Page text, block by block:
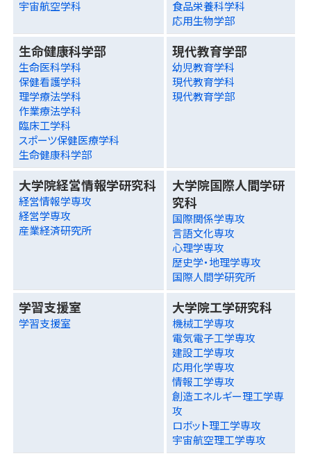
宇宙航空学科
食品栄養科学科
応用生物学部
生命健康科学部
生命医科学科
保健看護学科
理学療法学科
作業療法学科
臨床工学科
スポーツ保健医療学科
生命健康科学部
現代教育学部
幼児教育学科
現代教育学科
現代教育学部
大学院経営情報学研究科
経営情報学専攻
経営学専攻
産業経済研究所
大学院国際人間学研
究科
国際関係学専攻
言語文化専攻
心理学専攻
歴史学・地理学専攻
国際人間学研究所
学習支援室
学習支援室
大学院工学研究科
機械工学専攻
電気電子工学専攻
建設工学専攻
応用化学専攻
情報工学専攻
創造エネルギー理工学専
攻
ロボット理工学専攻
宇宙航空理工学専攻